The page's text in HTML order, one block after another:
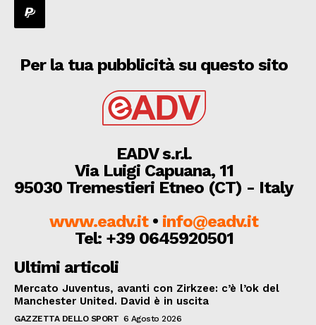
Per la tua pubblicità su questo sito
EADV s.r.l.
Via Luigi Capuana, 11
95030 Tremestieri Etneo (CT) - Italy
www.eadv.it• info@eadv.it
Tel: +39 0645920501
Ultimi articoli
Mercato Juventus, avanti con Zirkzee: c’è l’ok del
Manchester United. David è in uscita
GAZZETTA DELLO SPORT 6 Agosto 2026